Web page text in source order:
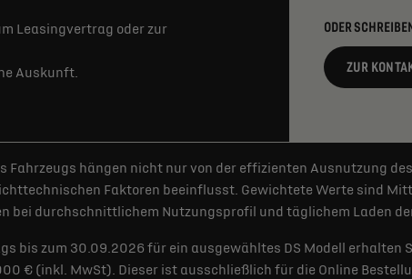
Leasingvertrag oder zur
Auskunft.
ODER
ZUR
Fahrzeugs hängen nicht nur von der effizienten Ausnutzung
Faktoren beeinflusst. Gewichtete Werte sind
bei durchschnittlichem Nutzungsprofil und täglichem Laden
bis zum 30.09.2026 für ein ausgewähltes DS Modell erhalten
€ (inkl. MwSt). Dieser ist ausschließlich für die Online